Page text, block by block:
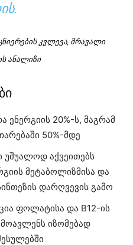
კვლევა, მრავალი
ანალიზი
ენერგიის 20%-ს, მაგრამ
50%-მდე
უშუალოდ აქვეითებს
მეტაბოლიზმისა და
დარღვევის გამო
ფოლატისა და B12-ის
იზომებად